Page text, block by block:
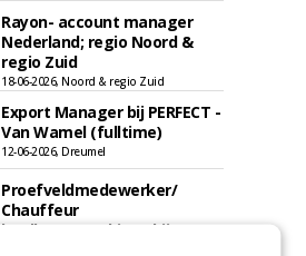
Rayon- account manager
Nederland; regio Noord &
regio Zuid
18-06-2026, Noord & regio Zuid
Export Manager bij PERFECT -
Van Wamel (fulltime)
12-06-2026, Dreumel
Proefveldmedewerker/
Chauffeur
landbouwmachines bij DSV